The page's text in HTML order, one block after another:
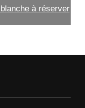
à réserver